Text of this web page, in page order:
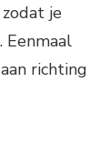
je
Eenmaal
richting